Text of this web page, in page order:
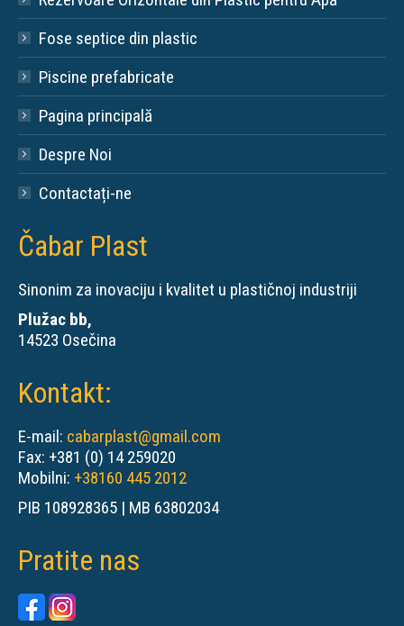
Fose septice din plastic
Piscine prefabricate
Pagina principală
Despre Noi
Contactați-ne
Čabar Plast
Sinonim za inovaciju i kvalitet u plastičnoj industriji
Plužac bb,
14523 Osečina
Kontakt:
E-mail: cabarplast@gmail.com
Fax: +381 (0) 14 259020
Mobilni: +38160 445 2012
PIB 108928365 | MB 63802034
Pratite nas